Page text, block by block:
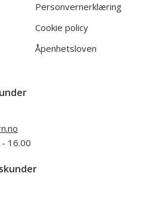
Personvernerklæring
Cookie policy
Åpenhetsloven
16.00